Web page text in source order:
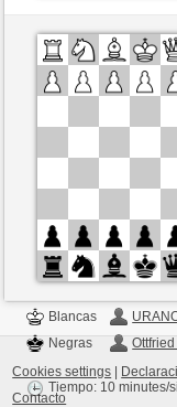
Negras
Cracra
Blancas
Blancas
Negras
Tiempo: 10 minutes/
Cookies settings |
Contacto